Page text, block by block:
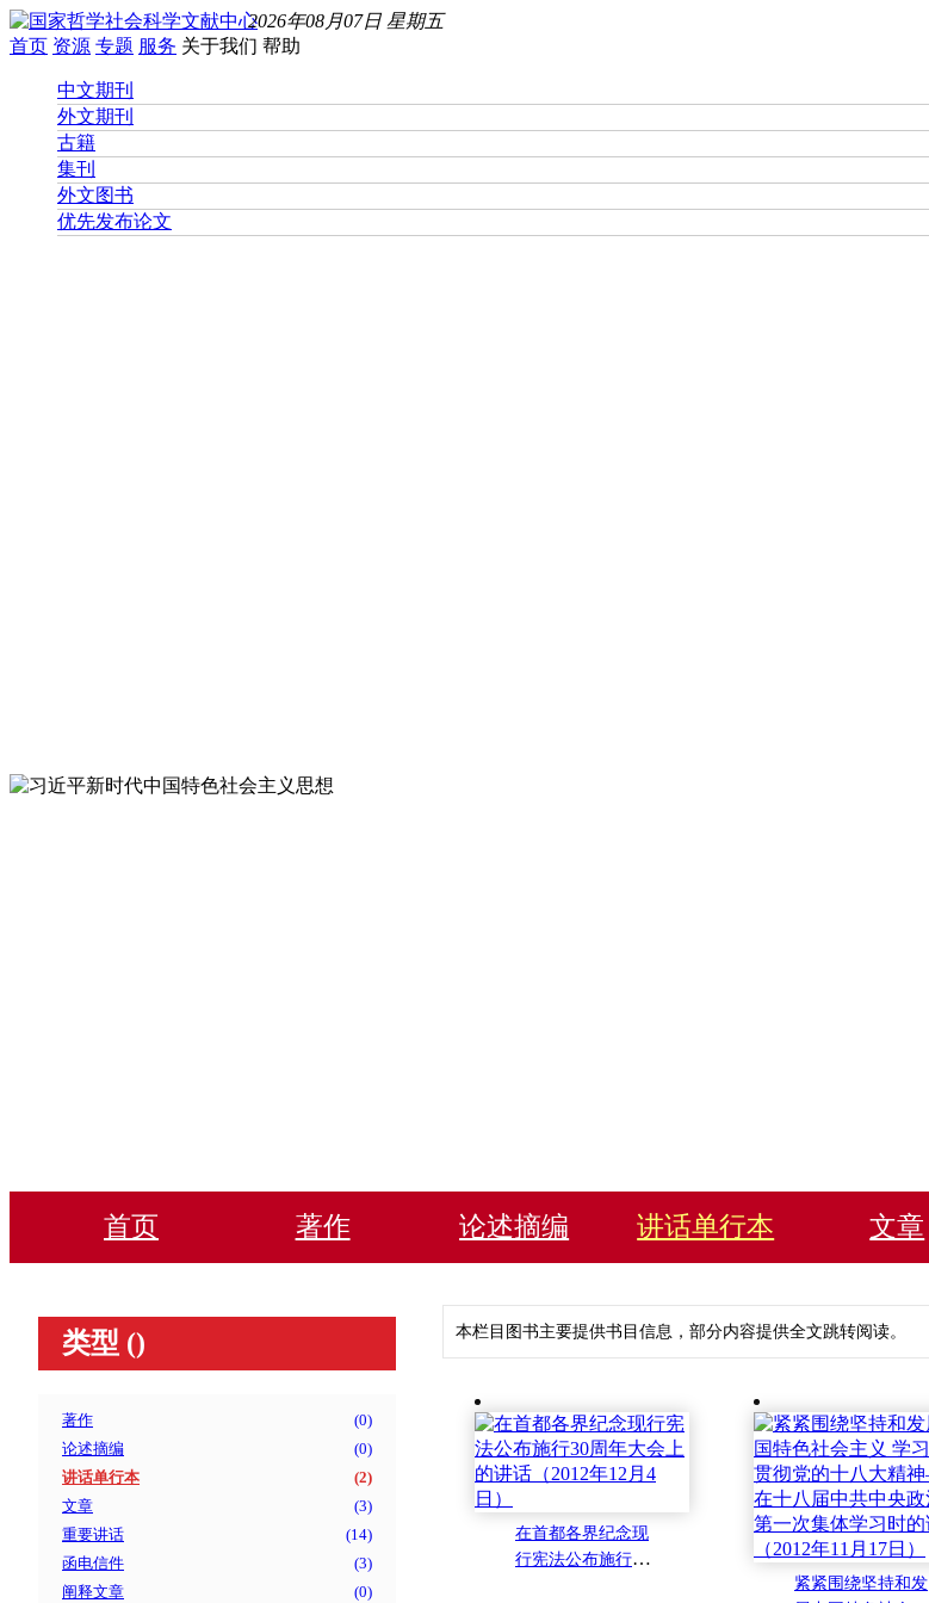
2026年08月07日 星期五
首页 资源 专题 服务 关于我们 帮助
中文期刊
外文期刊
古籍
集刊
外文图书
优先发布论文
首页 著作 论述摘编 讲话单行本 文章
类型 ()
著作 (0)
论述摘编
(0)
讲话单行本
(2)
文章
(3)
重要讲话
(14)
函电信件
(3)
阐释文章
(0)
本栏目图书主要提供书目信息，部分内容提供全文跳转阅读。
在首都各界纪念现
行宪法公布施行30
紧紧围绕坚持和发